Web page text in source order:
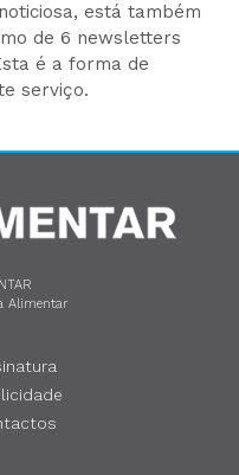
está também
de 6 newsletters
é a forma de
serviço.
Alimentar